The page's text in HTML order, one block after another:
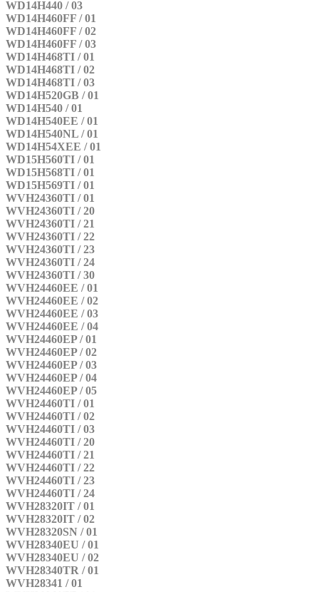
WD14H440 / 03
WD14H460FF / 01
WD14H460FF / 02
WD14H460FF / 03
WD14H468TI / 01
WD14H468TI / 02
WD14H468TI / 03
WD14H520GB / 01
WD14H540 / 01
WD14H540EE / 01
WD14H540NL / 01
WD14H54XEE / 01
WD15H560TI / 01
WD15H568TI / 01
WD15H569TI / 01
WVH24360TI / 01
WVH24360TI / 20
WVH24360TI / 21
WVH24360TI / 22
WVH24360TI / 23
WVH24360TI / 24
WVH24360TI / 30
WVH24460EE / 01
WVH24460EE / 02
WVH24460EE / 03
WVH24460EE / 04
WVH24460EP / 01
WVH24460EP / 02
WVH24460EP / 03
WVH24460EP / 04
WVH24460EP / 05
WVH24460TI / 01
WVH24460TI / 02
WVH24460TI / 03
WVH24460TI / 20
WVH24460TI / 21
WVH24460TI / 22
WVH24460TI / 23
WVH24460TI / 24
WVH28320IT / 01
WVH28320IT / 02
WVH28320SN / 01
WVH28340EU / 01
WVH28340EU / 02
WVH28340TR / 01
WVH28341 / 01